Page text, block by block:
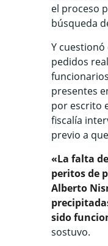
el proceso
búsqueda
Y cuestionó
pedidos
presentes
por escrito
fiscalía
previo a
«La falta
peritos de
Alberto
sido
sostuvo.